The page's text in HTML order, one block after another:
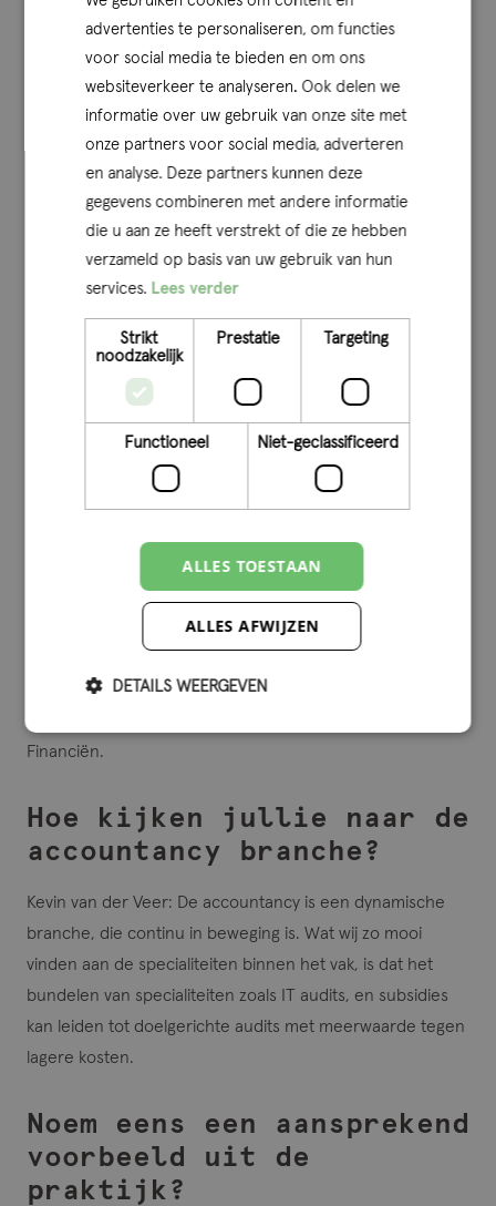
niet mee in aanmerking komt. Denk hierbij aan
publiciteitseisen of een controle op de naleving van de
aanbestedingsregels. Wat wij mooi vinden aan de
subsidiewereld is dat je de gelegenheid krijgt in heel veel
“keukens” te mogen kijken. Subsidies zijn namelijk niet
branche gebonden. Zo kunnen we vandaag een controle
uitvoeren voor een kleine stichting, maar morgen weer bij
een multinational of een overheidsorgaan zitten.
Kevin Thewissen : Vanuit Q-concepts werken we inmiddels
ook voor een subsidieverstrekker. In die hoedanigheid
zitten we aan de andere kant van de tafel en krijgen we
vanuit die kant alles mee van wat het vraagt om een
subsidie te kunnen verstrekken, welke eisen er gesteld
worden om een projectaanvraag in te dienen, hoe de
regelgeving tot stand komt en hoe een
kunnen toepassen in de controlepraktijk. We zijn
regelmatig bezig met verbreden van onze kennis door het
bijwonen van cursussen en workshops, zoals bijvoorbeeld
Commissie , de leergang subsidiespecialist en de
Financiën.
Hoe kijken jullie naar de
accountancy branche?
Kevin van der Veer: De accountancy is een dynamische
branche, die continu in beweging is. Wat wij zo mooi
vinden aan de specialiteiten binnen het vak, is dat het
bundelen van specialiteiten zoals IT audits, en subsidies
kan leiden tot doelgerichte audits met meerwaarde tegen
lagere kosten.
Noem eens een aansprekend
voorbeeld uit de
praktijk?
advertenties te personaliseren, om functies
voor social media te bieden en om ons
websiteverkeer te analyseren. Ook delen we
informatie over uw gebruik van onze site met
onze partners voor social media, adverteren
en analyse. Deze partners kunnen deze
gegevens combineren met andere informatie
die u aan ze heeft verstrekt of die ze hebben
verzameld op basis van uw gebruik van hun
services. Lees verder
Strikt
noodzakelijk
Prestatie Targeting
Functioneel Niet-geclassificeerd
ALLES TOESTAAN
ALLES AFWIJZEN
DETAILS WEERGEVEN